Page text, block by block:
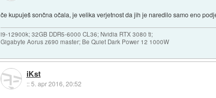
če kupuješ sončna očala, je velika verjetnost da jih je naredilo samo eno
i9-12900k; 32GB DDR5-6000 CL36; Nvidia RTX 3080 ti;
Gigabyte Aorus z690 master; Be Quiet Dark Power 12 1000W
iKst
::5. apr 2016, 20:52